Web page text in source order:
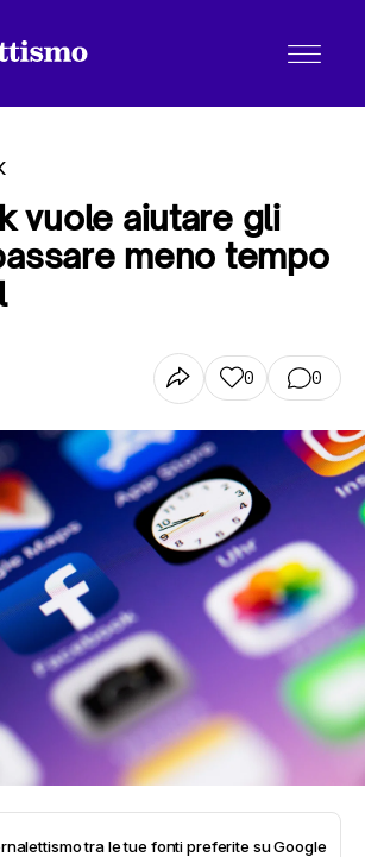
vuole aiutare gli
meno tempo
0 0
tra le tue fonti preferite su Google